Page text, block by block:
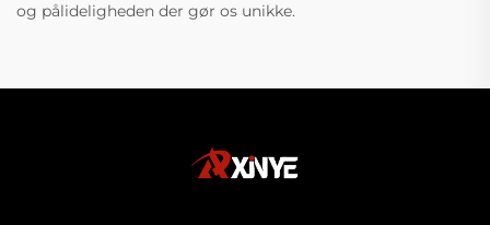
og pålideligheden der gør os unikke.